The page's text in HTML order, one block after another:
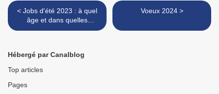
< Jobs d'été 2023 : à quel
âge et dans quelles
conditions ?
Voeux 2024 >
Hébergé par Canalblog
Top articles
Pages